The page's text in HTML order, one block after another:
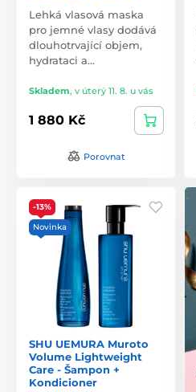
Lehká vlasová maska
pro jemné vlasy dodává
dlouhotrvající objem,
hydrataci a…
Skladem, v úterý 11. 8. u vás
1 880 Kč
Porovnat
-13%
Novinka
SHU UEMURA Muroto
Volume Lightweight
Care - Šampon +
Kondicioner